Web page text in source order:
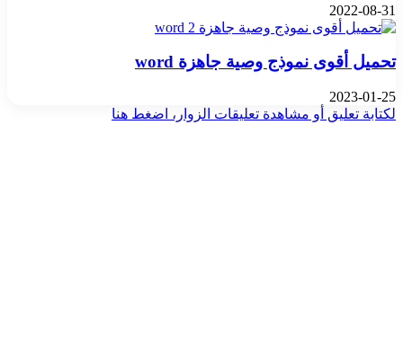
2022-08-31
تحميل أقوى نموذج وصية جاهزة word
2023-01-25
لكتابة تعليق أو مشاهدة تعليقات الزوار، اضغط هنا